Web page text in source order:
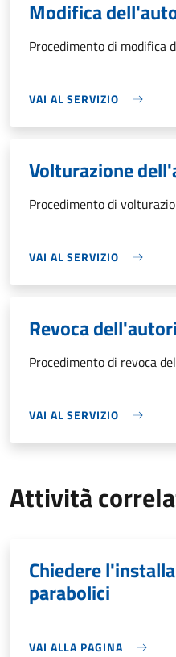
Modifica
Procedimento di modifica
VAI AL SERVIZIO
Volturazione
Procedimento di
VAI AL SERVIZIO
Revoca
Procedimento di revoca
VAI AL SERVIZIO
Attività
Chiedere
parabolici
VAI ALLA PAGINA